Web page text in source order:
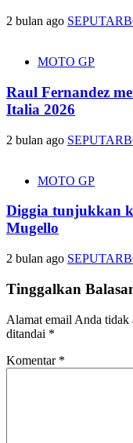
2 bulan ago
MOTO GP
Raul Fernandez
Italia 2026
2 bulan ago
MOTO GP
Diggia tunjukkan
Mugello
2 bulan ago
Tinggalkan
Alamat email Anda
ditandai *
Komentar *